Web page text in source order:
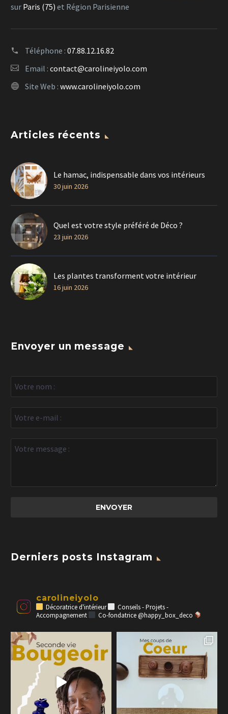
sur Paris (75) et Région Parisienne
Téléphone : 07.88.12.16.82
Email : contact@carolineiyolo.com
Site Web : www.carolineiyolo.com
Articles récents
Le hamac, indispensable dans vos intérieurs
30 juin 2026
Quel est votre style préféré de Déco ?
23 juin 2026
Les plantes transforment votre intérieur
16 juin 2026
Envoyer un message
Derniers posts Instagram
carolineiyolo
Décoratrice d'intérieur
Conseils - Projets -
Accompagnement
Co-fondatrice @happy_box_deco